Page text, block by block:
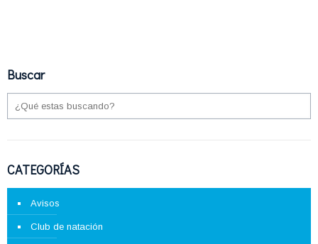
Buscar
CATEGORÍAS
Avisos
Club de natación